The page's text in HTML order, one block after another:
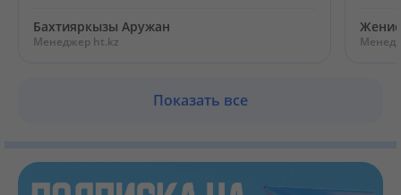
Бахтияркызы Аружан
Менеджер ht.kz
Показать все